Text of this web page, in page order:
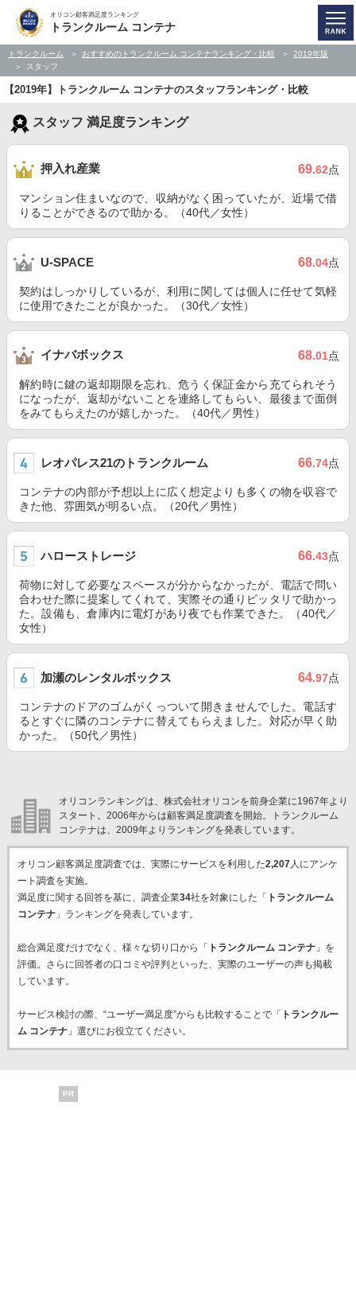
オリコン顧客満足度ランキング
トランクルーム コンテナ
トランクルーム おすすめのトランクルーム コンテナランキング・比較
2019年版
スタッフ
【2019年】トランクルーム コンテナのスタッフランキング・比較
スタッフ 満足度ランキング
押入れ産業 69.62点
マンション住まいなので、収納がなく困っていたが、近場で借
りることができるので助かる。（40代／女性）
U-SPACE 68.04点
契約はしっかりしているが、利用に関しては個人に任せて気軽
に使用できたことが良かった。（30代／女性）
イナバボックス 68.01点
解約時に鍵の返却期限を忘れ、危うく保証金から充てられそう
になったが、返却がないことを連絡してもらい、最後まで面倒
をみてもらえたのが嬉しかった。（40代／男性）
レオパレス21のトランクルーム 66.74点
コンテナの内部が予想以上に広く想定よりも多くの物を収容で
きた他、雰囲気が明るい点。（20代／男性）
ハローストレージ 66.43点
荷物に対して必要なスペースが分からなかったが、電話で問い
合わせた際に提案してくれて、実際その通りピッタリで助かっ
た。設備も、倉庫内に電灯があり夜でも作業できた。（40代／
女性）
加瀬のレンタルボックス 64.97点
コンテナのドアのゴムがくっついて開きませんでした。電話す
るとすぐに隣のコンテナに替えてもらえました。対応が早く助
かった。（50代／男性）
オリコンランキングは、株式会社オリコンを前身企業に1967年より
スタート。2006年からは顧客満足度調査を開始。トランクルーム
コンテナは、2009年よりランキングを発表しています。
オリコン顧客満足度調査では、実際にサービスを利用した2,207人にアンケ
ート調査を実施。
満足度に関する回答を基に、調査企業34社を対象にした「
トランクルーム
コンテナ」ランキングを発表しています。
総合満足度だけでなく、様々な切り口から「 トランクルーム コンテナ」を
評価。さらに回答者の口コミや評判といった、実際のユーザーの声も掲載
しています。
サービス検討の際、“ユーザー満足度”からも比較することで「
トランクルー
ム コンテナ」選びにお役立てください。
PR